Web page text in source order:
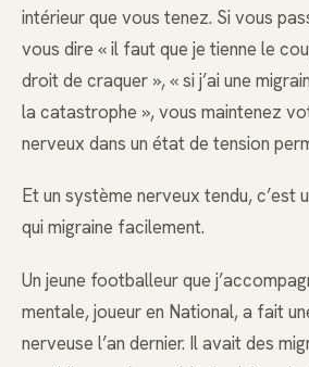
intérieur que vous tenez. Si vous
vous dire « il faut que je tienne le
droit de craquer », « si j’ai une
la catastrophe », vous maintenez
nerveux dans un état de tension
Et un système nerveux tendu, c’est
qui migraine facilement.
Un jeune footballeur que
mentale, joueur en National, a fait
nerveuse l’an dernier. Il avait des